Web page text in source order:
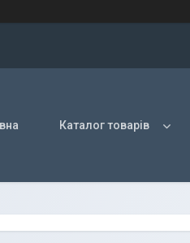
Каталог товарів